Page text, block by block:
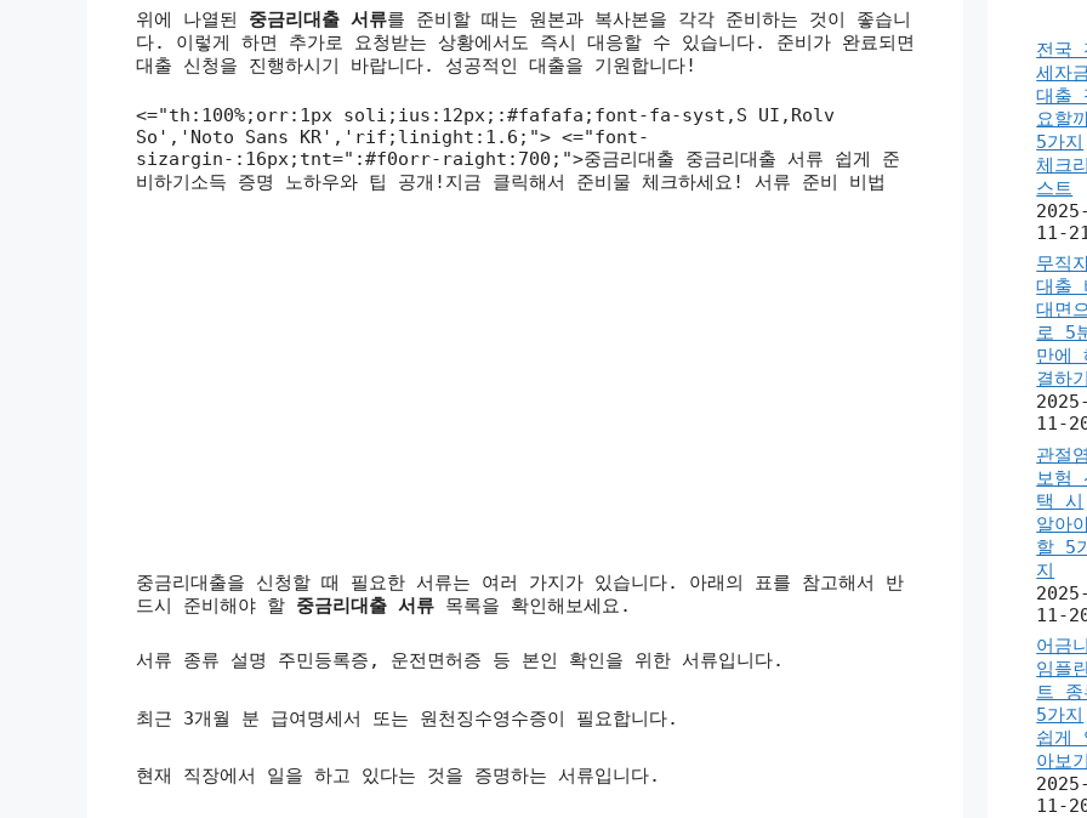
위에 나열된 중금리대출 서류를 준비할 때는 원본과 복사본을 각각 준비하는 것이 좋습니
다. 이렇게 하면 추가로 요청받는 상황에서도 즉시 대응할 수 있습니다. 준비가 완료되면
대출 신청을 진행하시기 바랍니다. 성공적인 대출을 기원합니다!
<="th:100%;orr:1px soli;ius:12px;:#fafafa;font-fa-syst,S UI,Rolv
So','Noto Sans KR','rif;linight:1.6;"> <="font-
sizargin-:16px;tnt=":#f0orr-raight:700;">중금리대출 중금리대출 서류 쉽게 준
비하기소득 증명 노하우와 팁 공개!지금 클릭해서 준비물 체크하세요! 서류 준비 비법
중금리대출을 신청할 때 필요한 서류는 여러 가지가 있습니다. 아래의 표를 참고해서 반
드시 준비해야 할 중금리대출 서류 목록을 확인해보세요.
서류 종류 설명 주민등록증, 운전면허증 등 본인 확인을 위한 서류입니다.
최근 3개월 분 급여명세서 또는 원천징수영수증이 필요합니다.
현재 직장에서 일을 하고 있다는 것을 증명하는 서류입니다.
전국
세자
대출
요할
5가지
체크리
스트
2025-
11-21
무직
대출
대면
로 5
만에
결하기
2025-
11-
관절염
보험
택 시
알아
할 5
지
2025-
11-
어금니
임플
트 종
5가지
쉽게
아보기
2025-
11-